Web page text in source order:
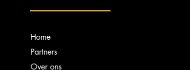
Home
Partners
Over ons